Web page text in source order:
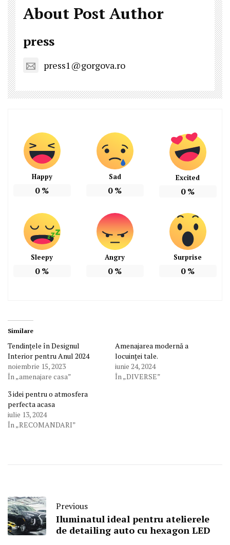
About Post Author
press
press1@gorgova.ro
Happy
0%
Sad
0%
Excited
0%
Sleepy
0%
Angry
0%
Surprise
0%
Similare
Tendințele în Designul
Interior pentru Anul 2024
noiembrie 15, 2023
În „amenajare casa”
Amenajarea modernă a
locuinței tale.
iunie 24, 2024
În „DIVERSE”
3 idei pentru o atmosfera
perfecta acasa
iulie 13, 2024
În „RECOMANDARI”
Previous
Iluminatul ideal pentru atelierele
de detailing auto cu hexagon LED